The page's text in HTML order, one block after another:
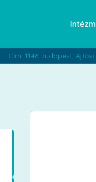
Cím: 1146 Budapest,